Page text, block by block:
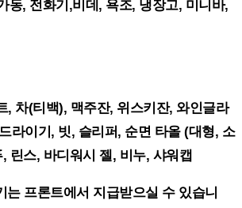
동, 전화기,비데, 욕조, 냉장고, 미니바,
, 차(티백), 맥주잔, 위스키잔, 와인글라
라이기, 빗, 슬리퍼, 순면 타올 (대형, 소
린스, 바디워시 젤, 비누, 샤워캡
는 프론트에서 지급받으실 수 있습니